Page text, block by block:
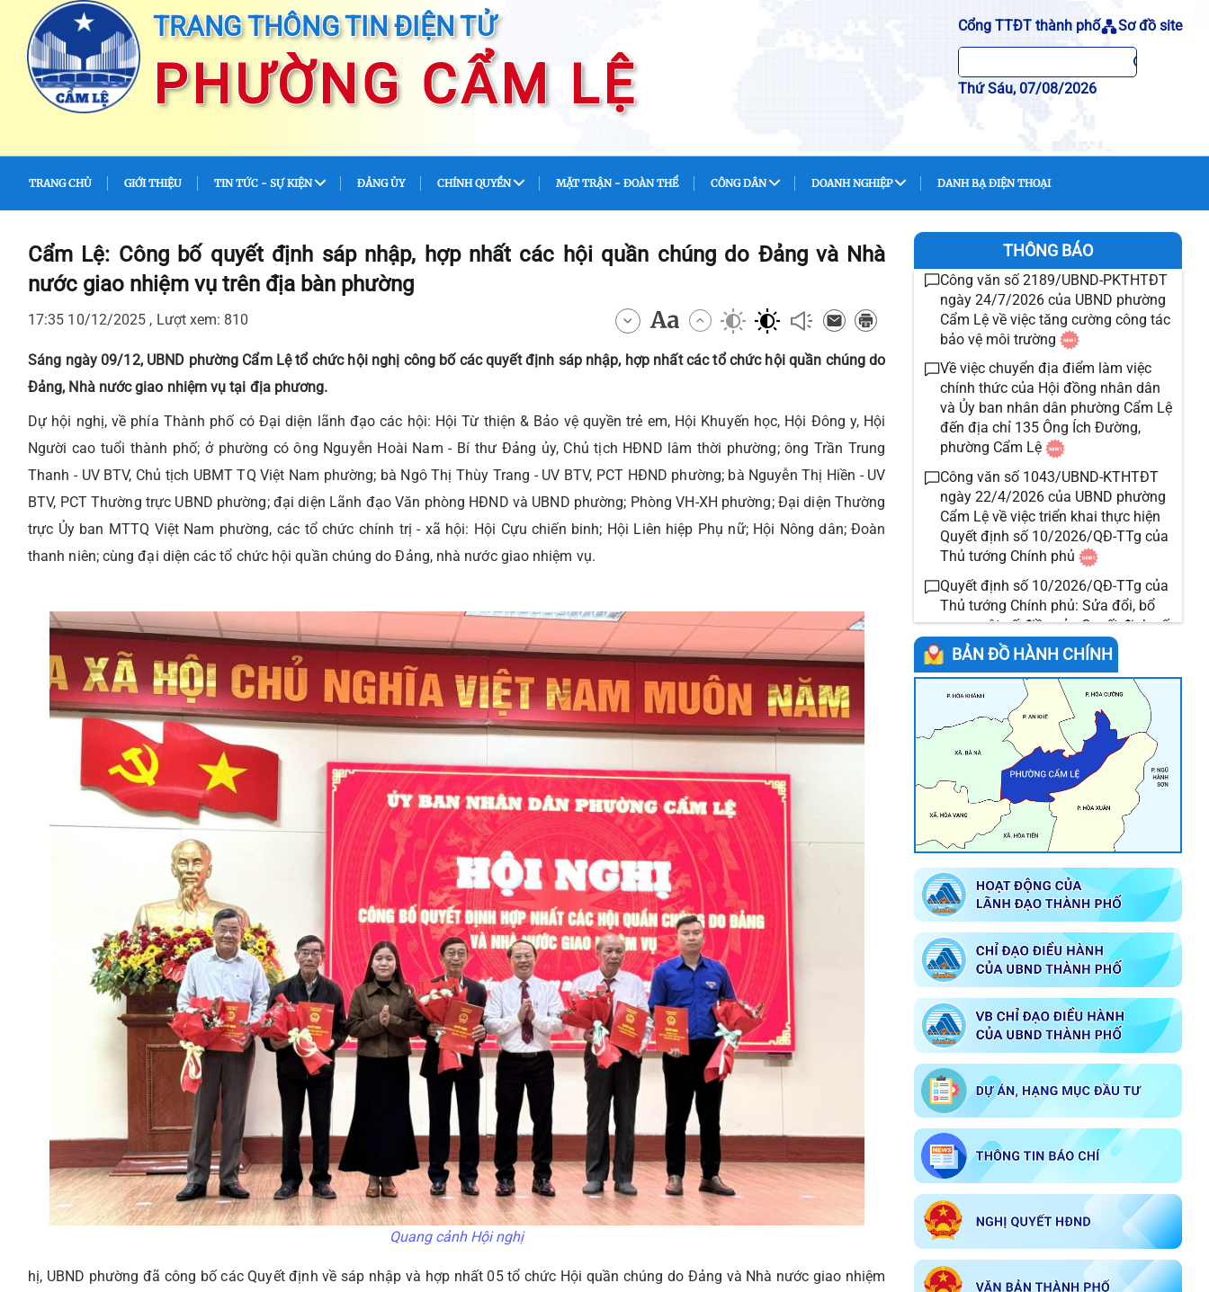
TRANG THÔNG TIN ĐIỆN TỬ
PHƯỜNG CẨM LỆ
Cổng TTĐT thành phố Sơ đồ site
Thứ Sáu, 07/08/2026
TRANG CHỦ GIỚI THIỆU TIN TỨC - SỰ KIỆN ĐẢNG ỦY CHÍNH QUYỀN MẶT TRẬN - ĐOÀN THỂ CÔNG DÂN DOANH NGHIỆP DANH BẠ ĐIỆN THOẠI
Cẩm Lệ: Công bố quyết định sáp nhập, hợp nhất các hội quần chúng do Đảng và Nhà
nước giao nhiệm vụ trên địa bàn phường
17:35 10/12/2025 , Lượt xem: 810
Sáng ngày 09/12, UBND phường Cẩm Lệ tổ chức hội nghị công bố các quyết định sáp nhập, hợp nhất các tổ chức hội quần chúng do
Đảng, Nhà nước giao nhiệm vụ tại địa phương.
Dự hội nghị, về phía Thành phố có Đại diện lãnh đạo các hội: Hội Từ thiện & Bảo vệ quyền trẻ em, Hội Khuyến học, Hội Đông y, Hội
Người cao tuổi thành phố; ở phường có ông Nguyễn Hoài Nam - Bí thư Đảng ủy, Chủ tịch HĐND lâm thời phường; ông Trần Trung
Thanh - UV BTV, Chủ tịch UBMT TQ Việt Nam phường; bà Ngô Thị Thùy Trang - UV BTV, PCT HĐND phường; bà Nguyễn Thị Hiền - UV
BTV, PCT Thường trực UBND phường; đại diện Lãnh đạo Văn phòng HĐND và UBND phường; Phòng VH-XH phường; Đại diện Thường
trực Ủy ban MTTQ Việt Nam phường, các tổ chức chính trị - xã hội: Hội Cựu chiến binh; Hội Liên hiệp Phụ nữ; Hội Nông dân; Đoàn
thanh niên; cùng đại diện các tổ chức hội quần chúng do Đảng, nhà nước giao nhiệm vụ.
Quang cảnh Hội nghị
hị, UBND phường đã công bố các Quyết định về sáp nhập và hợp nhất 05 tổ chức Hội quần chúng do Đảng và Nhà nước giao nhiệm
THÔNG BÁO
Công văn số 2189/UBND-PKTHTĐT
ngày 24/7/2026 của UBND phường
Cẩm Lệ về việc tăng cường công tác
bảo vệ môi trường
Về việc chuyển địa điểm làm việc
chính thức của Hội đồng nhân dân
và Ủy ban nhân dân phường Cẩm Lệ
đến địa chỉ 135 Ông Ích Đường,
phường Cẩm Lệ
Công văn số 1043/UBND-KTHTĐT
ngày 22/4/2026 của UBND phường
Cẩm Lệ về việc triển khai thực hiện
Quyết định số 10/2026/QĐ-TTg của
Thủ tướng Chính phủ
Quyết định số 10/2026/QĐ-TTg của
Thủ tướng Chính phủ: Sửa đổi, bổ
sung một số điều của Quyết định số
15/2025/QĐ-TTg ngày 14 tháng 6
năm 2025 của Thủ tướng Chính phủ
quy định tiêu chuẩn, định mức sử
dụng máy móc, thiết bị
Triển khai hệ thống khảo sát mức độ
hài lòng người dân, doanh nghiệp
đối với chất lượng cung ứng dịch vụ
công tại UBND phường Cẩm Lệ
Về việc giới thiệu chức danh và chữ
ký Chủ tịch, các Phó Chủ tịch Ủy ban
2026-2031
Chương trình phát thanh 014
Kế hoạch Tổ chức đăng ký nghĩa vụ
quân sự năm 2026
Tuyên truyền Bầu cử Đại biểu Quốc
hội khóa XVI và Đại biểu Hội đồng
nhân dân các cấp nhiệm kỳ 2026-
2031
Về việc công bố danh sách chính
thức những người ứng cử đại biểu
Hội đồng nhân dân phường Cẩm Lệ
khóa I nhiệm kỳ 2026 – 2031 theo
từng đơn vị bầu cử
BẢN ĐỒ HÀNH CHÍNH